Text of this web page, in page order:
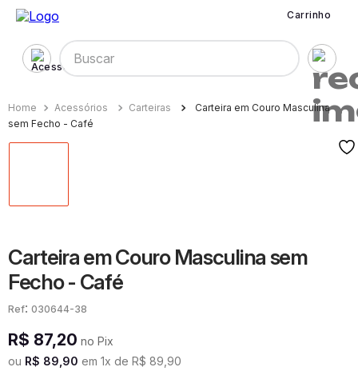
Carrinho
Buscar
Acessórios Carteiras
Carteira em Couro Masculina
sem Fecho - Café
Carteira em Couro Masculina sem
Fecho - Café
: 030644-38
R$ 87,20 no Pix
ou R$ 89 90 em 1x de R$ 89 90